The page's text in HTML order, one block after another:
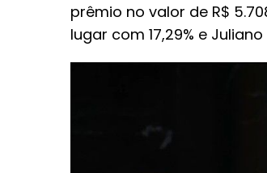
prêmio no valor de R$
lugar com 17,29% e